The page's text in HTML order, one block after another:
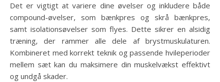
Det er vigtigt at variere dine øvelser og inkludere både
compound-øvelser, som bænkpres og skrå bænkpres,
samt isolationsøvelser som flyes. Dette sikrer en alsidig
træning, der rammer alle dele af brystmuskulaturen.
Kombineret med korrekt teknik og passende hvileperioder
mellem sæt kan du maksimere din muskelvækst effektivt
og undgå skader.